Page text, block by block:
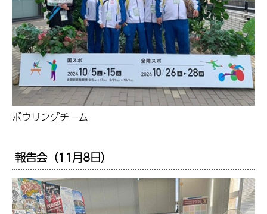
ボウリングチーム
報告会（11月8日）